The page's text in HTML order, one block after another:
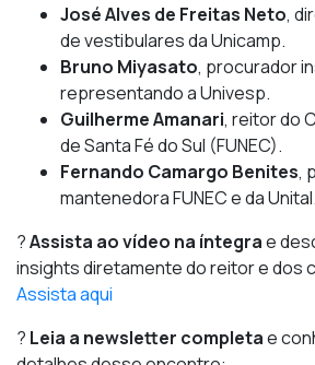
José Alves de Freitas Neto,
de vestibulares da Unicamp.
Bruno Miyasato, procurador
representando a Univesp.
Guilherme Amanari, reitor do
de Santa Fé do Sul (FUNEC).
Fernando Camargo Benites,
mantenedora FUNEC e da Unital.
?Assista ao vídeo na íntegrae
insights diretamente do reitor e dos
Assista aqui
? Leia a newsletter completae